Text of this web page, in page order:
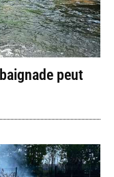
peut